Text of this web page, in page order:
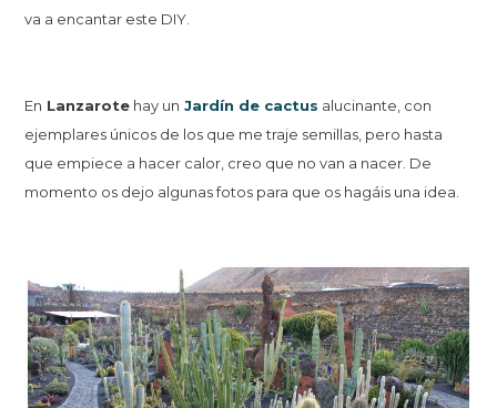
va a encantar este DIY.
En Lanzarote hay un Jardín de cactus alucinante, con
ejemplares únicos de los que me traje semillas, pero hasta
que empiece a hacer calor, creo que no van a nacer. De
momento os dejo algunas fotos para que os hagáis una idea.